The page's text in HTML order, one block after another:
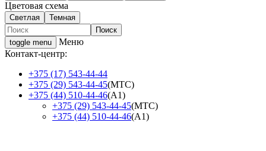
Цветовая схема
Светлая Темная
toggle menu
Меню
Контакт-центр:
+375 (17) 543-44-44
+375 (29) 543-44-45(МТС)
+375 (44) 510-44-46(А1)
+375 (29) 543-44-45(МТС)
+375 (44) 510-44-46(А1)